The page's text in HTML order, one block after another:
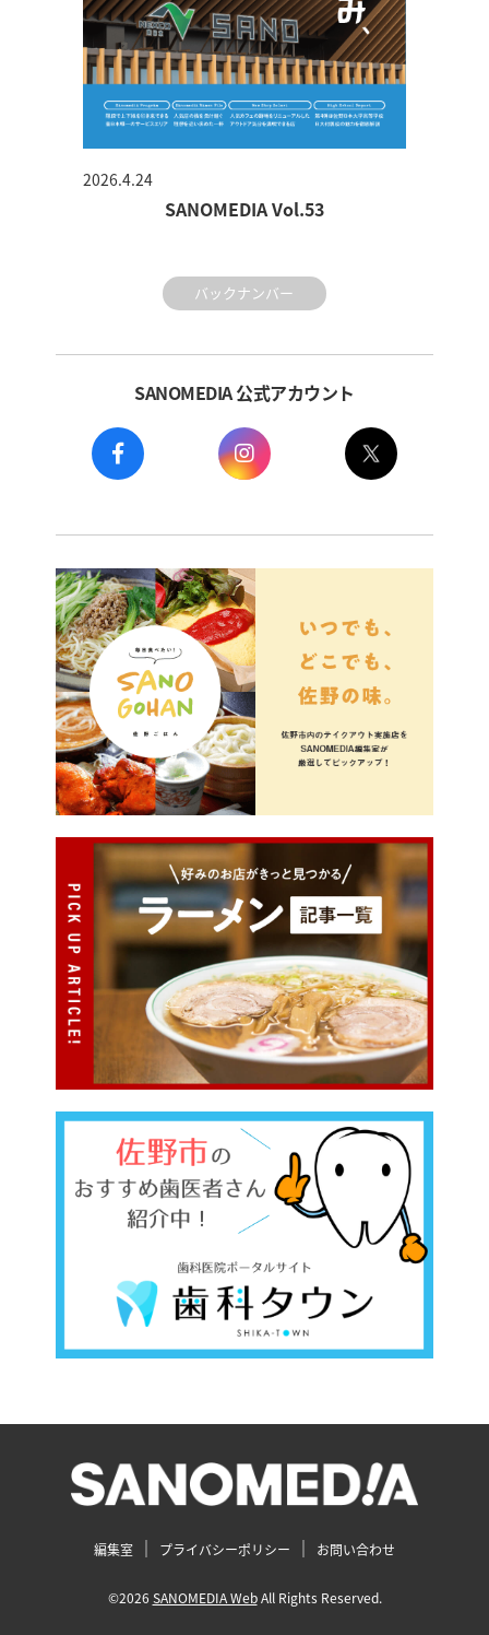
SANOMEDIA Vol.53
2026.4.24
バックナンバー
SANOMEDIA 公式アカウント
編集室 プライバシーポリシー お問い合わせ
©2026 SANOMEDIA WebAll Rights Reserved.